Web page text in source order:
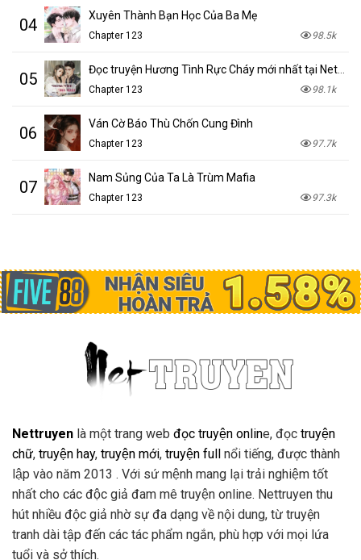
04 Xuyên Thành Bạn Học Của Ba Mẹ
Chapter 123 98.5k
05
Chapter 123 98.1k
06 Ván Cờ Báo Thù Chốn Cung Đình
Chapter 123 97.7k
07 Nam Sủng Của Ta Là Trùm Mafia
Chapter 123 97.3k
Nettruyen là một trang web đọc truyện online, đọc truyện
chữ, truyện hay, truyện mới, truyện full
nổi tiếng, được thành
lập vào năm 2013 . Với sứ mệnh mang lại trải nghiệm tốt
nhất cho các độc giả đam mê truyện online. Nettruyen thu
hút nhiều độc giả nhờ sự đa dạng về nội dung, từ truyện
tranh dài tập đến các tác phẩm ngắn, phù hợp với mọi lứa
tuổi và sở thích.